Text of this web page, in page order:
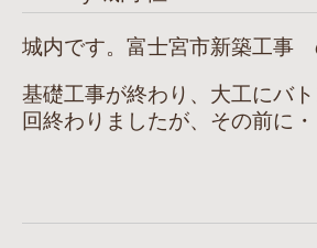
城内です。富士宮市新築工事
基礎工事が終わり、大工にバ
回終わりましたが、その前に・